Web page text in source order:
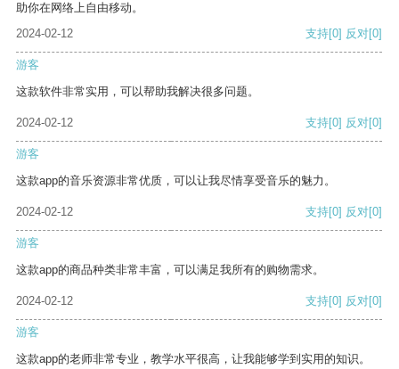
助你在网络上自由移动。
2024-02-12
支持[0] 反对[0]
游客
这款软件非常实用，可以帮助我解决很多问题。
2024-02-12 支持[0] 反对[0]
游客
这款app的音乐资源非常优质，可以让我尽情享受音乐的魅力。
2024-02-12 支持[0] 反对[0]
游客
这款app的商品种类非常丰富，可以满足我所有的购物需求。
2024-02-12 支持[0] 反对[0]
游客
这款app的老师非常专业，教学水平很高，让我能够学到实用的知识。